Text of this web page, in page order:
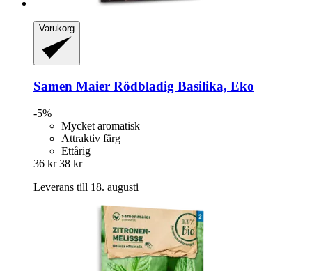
Varukorg
Samen Maier Rödbladig Basilika, Eko
-5%
Mycket aromatisk
Attraktiv färg
Ettårig
36 kr 38 kr
Leverans till 18. augusti